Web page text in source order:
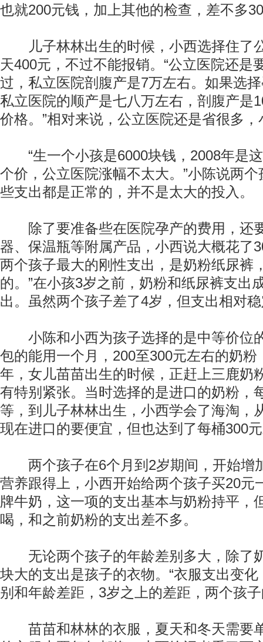
也就200元钱，加上其他的检查，差不多
儿子林林出生的时候，小西选择住了
天400元，不过不能报销。“公立医院还是
过，私立医院剖腹产是7万左右。如果选
私立医院的顺产是七八万左右，剖腹产是
价格。”相对来说，公立医院还是省很多
“生一个小孩是6000块钱，2008年是
个价，公立医院涨幅不太大。”小陈说两
些支出都是正常的，并不是太大的投入。
除了要准备些在医院孕产的费用，还
器、保温瓶等附属产品，小西说大概花了
两个孩子最大的刚性支出，是奶粉纸尿裤
的。”在小孩3岁之前，奶粉和纸尿裤支出
出。虽然两个孩子差了4岁，但支出相对
小陈和小西为孩子选择的是中等价位
包的能用一个月，200至300元左右的奶粉
年，女儿苗苗出生的时候，正赶上三鹿奶
有特别紧张。当时选择的是进口的奶粉，
等，到儿子林林出生，小西学会了海淘，
现在进口的要便宜，但也达到了每桶300
两个孩子在6个月到2岁期间，开始增
营养跟得上，小西开始给两个孩子买20元
牌牛奶，这一项的支出基本与奶粉持平，
喝，和之前奶粉的支出差不多。
无论两个孩子的年龄差别多大，除了
块大的支出是孩子的衣物。“衣服支出变
别和年龄差距，3岁之上的差距，两个孩
苗苗和林林的衣服，夏天和冬天需要